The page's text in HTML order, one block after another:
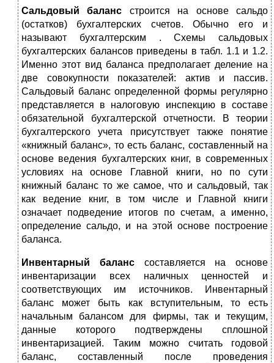
Сальдовый баланс строится на основе сальдо
(остатков) бухгалтерских счетов. Обычно его и
называют бухгалтерским . Схемы сальдовых
бухгалтерских балансов приведены в табл. 1.1 и 1.2.
Именно этот вид баланса предполагает деление на
две совокупности показателей: актив и пассив.
Сальдовый баланс определенной формы регулярно
представляется в налоговую инспекцию в составе
обязательной бухгалтерской отчетности. В теории
бухгалтерского учета присутствует также понятие
«книжный баланс», то есть баланс, составленный на
основе ведения бухгалтерских книг, в современных
условиях на основе Главной книги, но по сути
книжный баланс то же самое, что и сальдовый, так
как ведение книг, в том числе и Главной книги
означает подведение итогов по счетам, а именно,
определение сальдо, и на этой основе построение
баланса.
Инвентарный баланссоставляется на основе
инвентаризации всех наличных ценностей и
соответствующих им источников. Инвентарный
баланс может быть как вступительным, то есть
начальным балансом для фирмы, так и текущим,
данные которого подтверждены сплошной
инвентаризацией. Таким можно считать годовой
баланс, составленный после проведения